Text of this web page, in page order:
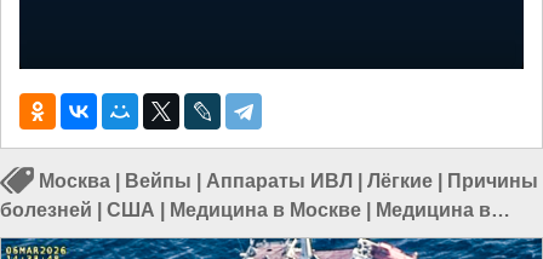
Москва Вейпы Аппараты ИВЛ Лёгкие
Причины
болезней
США Медицина в Москве
Медицина в
России